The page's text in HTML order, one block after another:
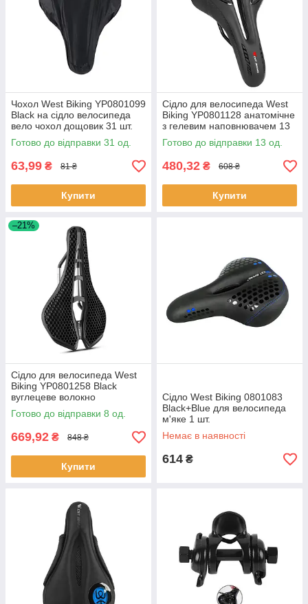
Чохол West Biking YP0801099
Black на сідло велосипеда
вело чохол дощовик 31 шт.
Готово до відправки 31 од.
63,99 ₴ 81 ₴
Купити
Сідло для велосипеда West
Biking YP0801128 анатомічне
з гелевим наповнювачем 13
шт.
Готово до відправки 13 од.
480,32 ₴ 608 ₴
Купити
–21%
Сідло для велосипеда West
Biking YP0801258 Black
вуглецеве волокно
ергономічне з 3D структурою
8 шт.
Готово до відправки 8 од.
669,92 ₴ 848 ₴
Купити
Сідло West Biking 0801083
Black+Blue для велосипеда
м'яке 1 шт.
Немає в наявності
614 ₴